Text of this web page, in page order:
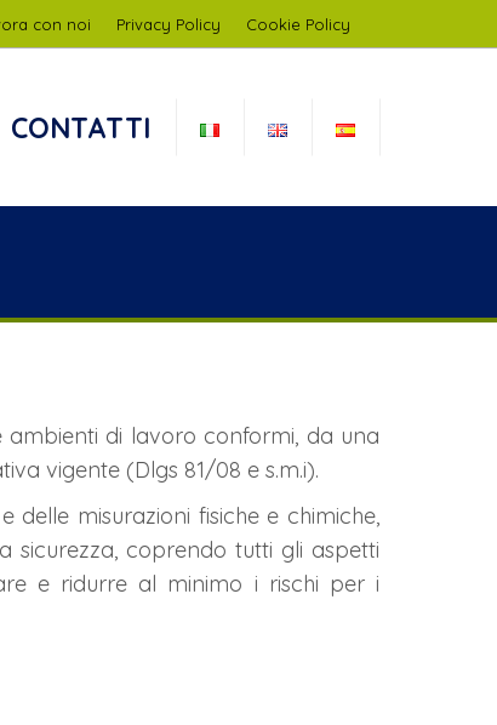
con noi Privacy Policy Cookie Policy
CONTATTI
di lavoro conformi, da una
vigente (Dlgs 81/08 e s.m.i).
delle misurazioni fisiche e chimiche,
sicurezza, coprendo tutti gli aspetti
e ridurre al minimo i rischi per i